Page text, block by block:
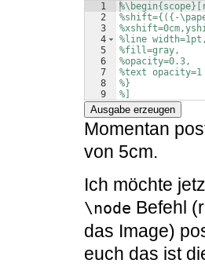
1
2
3
4
5
6
7
8
9
%shift={({-
%line
%fill=gray,
%opacity=0.3,
%text opacity=1
%}
%]
Ausgabe erzeugen
Momentan
von 5cm.
Ich möchte
\node Befehl
das Image)
euch das ist